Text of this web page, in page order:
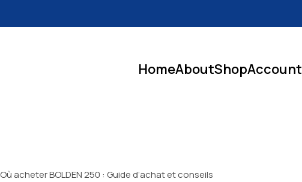
HomeAboutShopAccount
Où acheter BOLDEN 250 : Guide d’achat et conseils